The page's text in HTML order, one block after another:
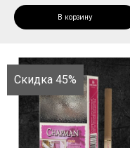
В корзину
Скидка 45%